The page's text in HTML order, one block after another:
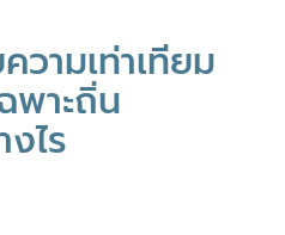
วามเท่าเทียม
พาะถิ่น
ไร